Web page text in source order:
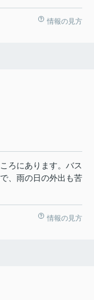
情報の見方
ろにあります。バス
、雨の日の外出も苦
情報の見方